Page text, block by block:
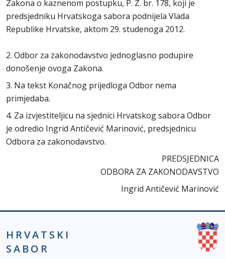
Zakona o kaznenom postupku, P. Z. br. 178, koji je
predsjedniku Hrvatskoga sabora podnijela Vlada
Republike Hrvatske, aktom 29. studenoga 2012.
2. Odbor za zakonodavstvo jednoglasno podupire
donošenje ovoga Zakona.
3. Na tekst Konačnog prijedloga Odbor nema
primjedaba.
4. Za izvjestiteljicu na sjednici Hrvatskog sabora Odbor
je odredio Ingrid Antičević Marinović, predsjednicu
Odbora za zakonodavstvo.
PREDSJEDNICA
ODBORA ZA ZAKONODAVSTVO
Ingrid Antičević Marinović
HRVATSKI
SABOR